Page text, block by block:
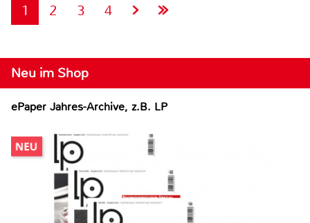
1 2 3 4
Neu im Shop
ePaper Jahres-Archive, z.B. LP